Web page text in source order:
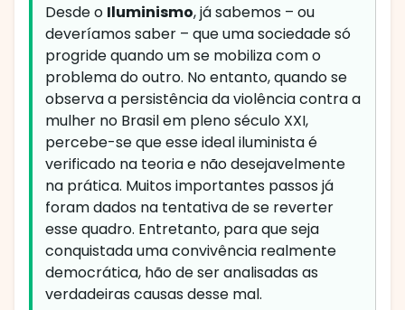
Desde o Iluminismo, já sabemos – ou
deveríamos saber – que uma sociedade só
progride quando um se mobiliza com o
problema do outro. No entanto, quando se
observa a persistência da violência contra a
mulher no Brasil em pleno século XXI,
percebe-se que esse ideal iluminista é
verificado na teoria e não desejavelmente
na prática. Muitos importantes passos já
foram dados na tentativa de se reverter
esse quadro. Entretanto, para que seja
conquistada uma convivência realmente
democrática, hão de ser analisadas as
verdadeiras causas desse mal.